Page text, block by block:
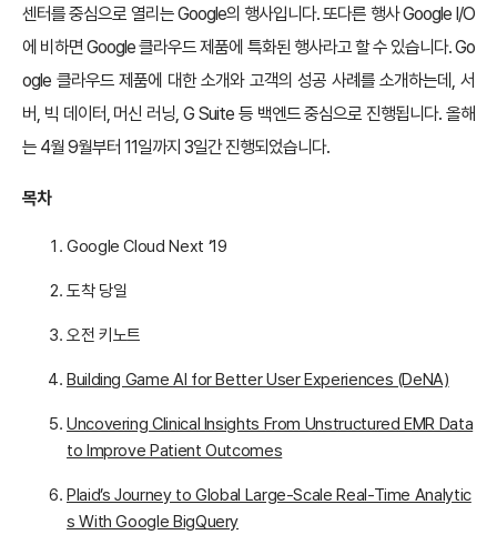
센터를 중심으로 열리는 Google의 행사입니다. 또다른 행사 Google I/O
에 비하면 Google 클라우드 제품에 특화된 행사라고 할 수 있습니다. Go
ogle 클라우드 제품에 대한 소개와 고객의 성공 사례를 소개하는데, 서
버, 빅 데이터, 머신 러닝, G Suite 등 백엔드 중심으로 진행됩니다. 올해
는 4월 9월부터 11일까지 3일간 진행되었습니다.
목차
Google Cloud Next ‘19
도착 당일
오전 키노트
Building Game AI for Better User Experiences (DeNA)
Uncovering Clinical Insights From Unstructured EMR Data
to Improve Patient Outcomes
Plaid’s Journey to Global Large-Scale Real-Time Analytic
s With Google BigQuery